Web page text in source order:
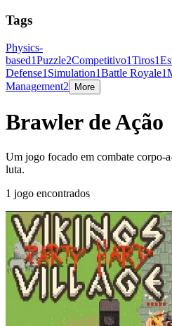
Tags
Physics-
based1Puzzle2Competitivo1Tiros1
Defense1 Simulation1Battle Royale1
Management2 More
Brawler de Ação
Um jogo focado em combate corpo-
luta.
1 jogo encontrados